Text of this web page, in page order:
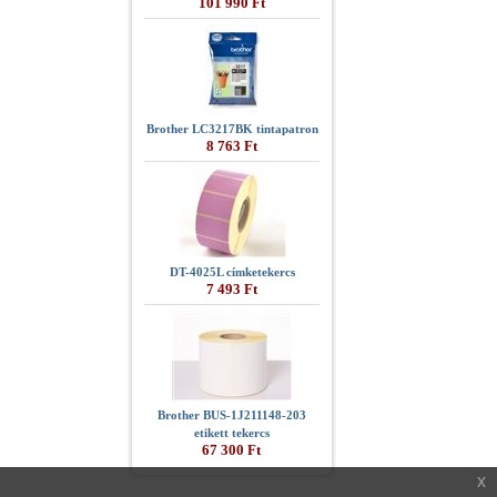
Brother LC3217BK tintapatron
8 763 Ft
DT-4025L címketekercs
7 493 Ft
Brother BUS-1J211148-203
etikett tekercs
67 300 Ft
x